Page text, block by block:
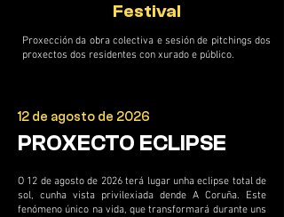
Festival
Proxección da obra colectiva e sesión de pitchings dos
proxectos dos residentes con xurado e público.
12 de agosto de 2026
PROXECTO ECLIPSE
O 12 de agosto de 2026 terá lugar unha eclipse total de
sol, cunha vista privilexiada dende A Coruña. Este
fenómeno único na vida, que transformará durante uns